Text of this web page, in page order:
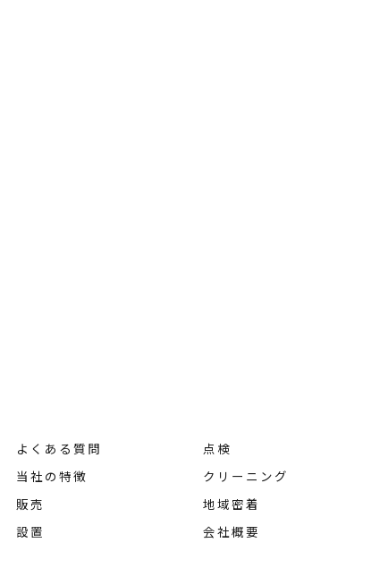
よくある質問
当社の特徴
販売
設置
点検
クリーニング
地域密着
会社概要